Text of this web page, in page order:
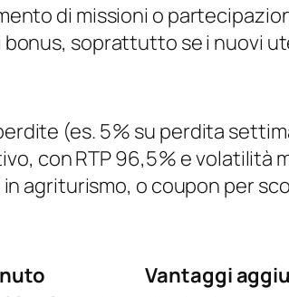
di missioni o
soprattutto se i nuovi
(es. 5 % su perdita
con RTP 96,5 % e volatilità
agriturismo, o coupon per
Vantaggi